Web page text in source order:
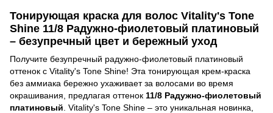
Тонирующая краска для волос Vitality's Tone
Shine 11/8 Радужно-фиолетовый платиновый
– безупречный цвет и бережный уход
Получите безупречный радужно-фиолетовый платиновый
оттенок с Vitality's Tone Shine! Эта тонирующая крем-краска
без аммиака бережно ухаживает за волосами во время
окрашивания, предлагая оттенок 11/8 Радужно-фиолетовый
платиновый . Vitality's Tone Shine – это уникальная новинка,